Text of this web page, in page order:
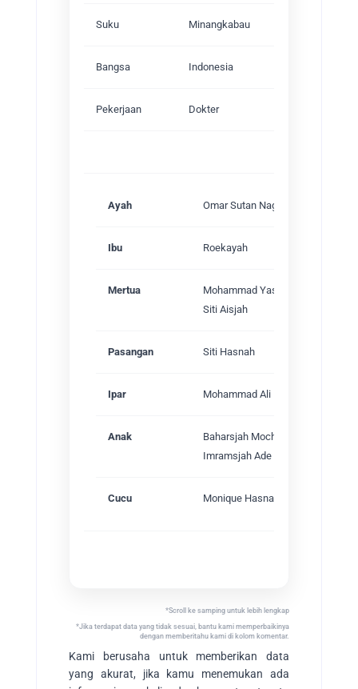
Suku Minangkabau
Bangsa Indonesia
Pekerjaan Dokter
Ayah Omar Sutan Nagari
Ibu Roekayah
Mertua
Mohammad Yasin gelar Datuk
Siti Aisjah
Pasangan Siti Hasnah
Ipar Mohammad Ali Hanafiah
Anak
Baharsjah Mochtar
Imramsjah Ade Mochtar
Cucu Monique Hasnah Mochtar
*Scroll ke samping untuk lebih lengkap
*Jika terdapat data yang tidak sesuai, bantu kami memperbaikinya
dengan memberitahu kami di kolom komentar.
Kami berusaha untuk memberikan data
yang akurat, jika kamu menemukan ada